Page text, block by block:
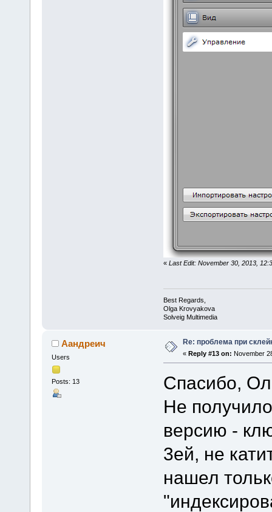
« Last Edit: November 30, 2013,
Best Regards,
Olga Krovyakova
Solveig Multimedia
Аандреич
Users
Posts: 13
Re: проблема при
« Reply #13 on: November
Спасибо,
Не
версию -
3ей, не
нашел